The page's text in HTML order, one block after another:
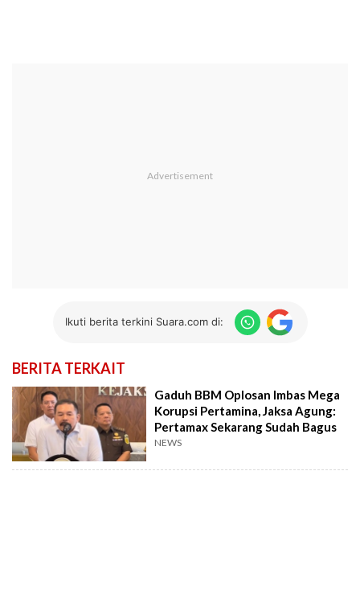
Ikuti berita terkini Suara.com di:
BERITA TERKAIT
Gaduh BBM Oplosan Imbas Mega
Korupsi Pertamina, Jaksa Agung:
Pertamax Sekarang Sudah Bagus
NEWS